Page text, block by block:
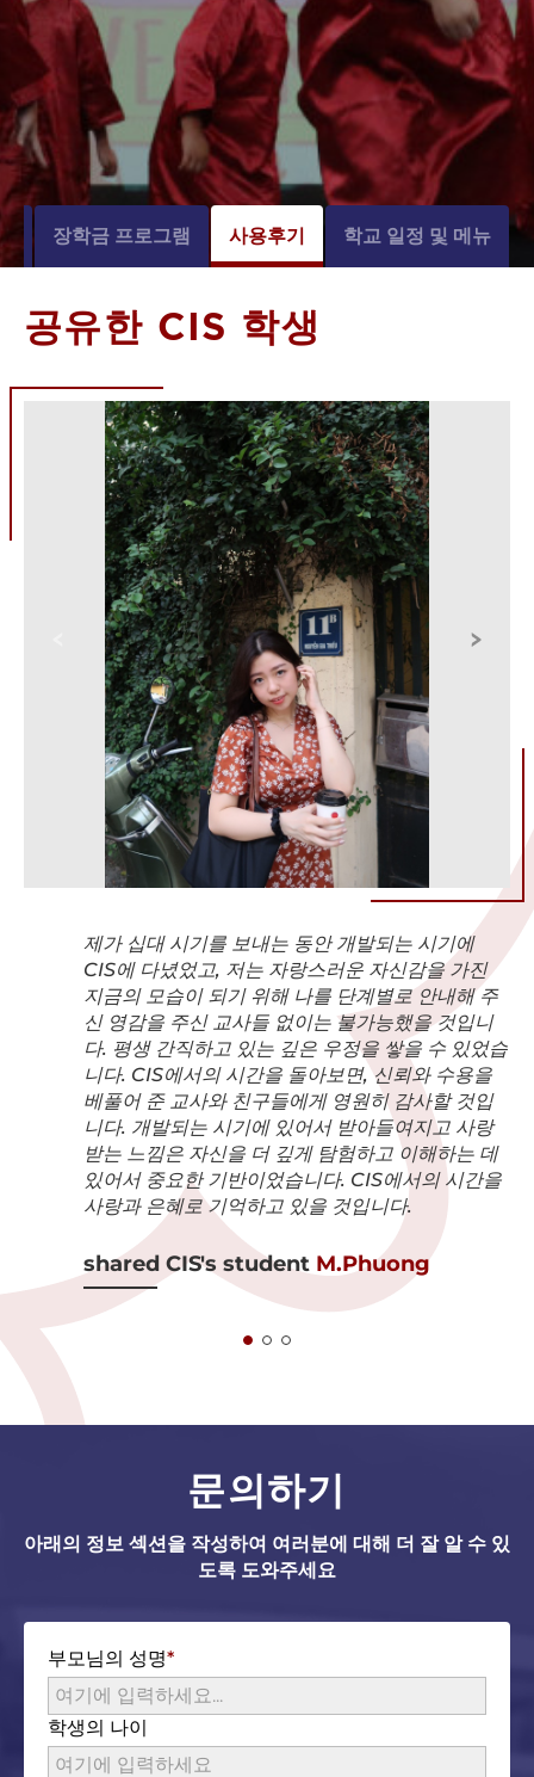
장학금 프로그램 사용후기 학교 일정 및 메뉴
공유한 CIS 학생
제가 십대 시기를 보내는 동안 개발되는 시기에
CIS에 다녔었고, 저는 자랑스러운 자신감을 가진
지금의 모습이 되기 위해 나를 단계별로 안내해 주
신 영감을 주신 교사들 없이는 불가능했을 것입니
다. 평생 간직하고 있는 깊은 우정을 쌓을 수 있었습
니다. CIS에서의 시간을 돌아보면, 신뢰와 수용을
베풀어 준 교사와 친구들에게 영원히 감사할 것입
니다. 개발되는 시기에 있어서 받아들여지고 사랑
받는 느낌은 자신을 더 깊게 탐험하고 이해하는 데
있어서 중요한 기반이었습니다. CIS에서의 시간을
사랑과 은혜로 기억하고 있을 것입니다.
shared CIS's student M.Phuong
문의하기
아래의 정보 섹션을 작성하여 여러분에 대해 더 잘 알 수 있
도록 도와주세요
부모님의 성명
학생의 나이